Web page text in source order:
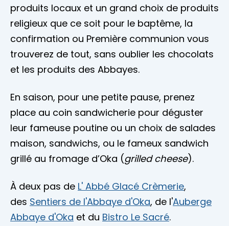
produits locaux et un grand choix de produits
religieux que ce soit pour le baptême, la
confirmation ou Première communion vous
trouverez de tout, sans oublier les chocolats
et les produits des Abbayes.
En saison, pour une petite pause, prenez
place au coin sandwicherie pour déguster
leur fameuse poutine ou un choix de salades
maison, sandwichs, ou le fameux sandwich
grillé au fromage d’Oka (grilled cheese).
À deux pas de L' Abbé Glacé Crèmerie,
des Sentiers de l'Abbaye d'Oka, de l'Auberge
Abbaye d'Oka et du Bistro Le Sacré.